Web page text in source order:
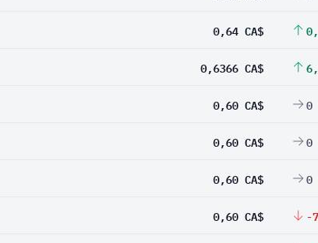
0,64 CA$
0,6366 CA$
0,60 CA$ 0
0,60 CA$ 0
0,60 CA$ 0
0,60 CA$ -